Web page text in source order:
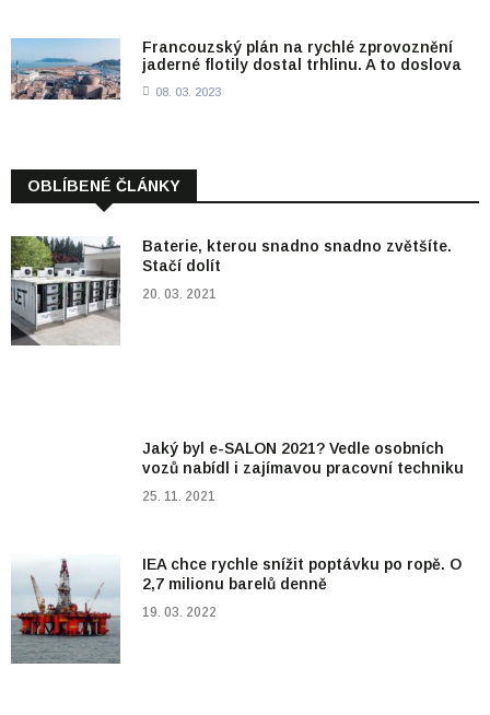
Francouzský plán na rychlé zprovoznění
jaderné flotily dostal trhlinu. A to doslova
08. 03. 2023
OBLÍBENÉ ČLÁNKY
Baterie, kterou snadno snadno zvětšíte.
Stačí dolít
20. 03. 2021
Jaký byl e-SALON 2021? Vedle osobních
vozů nabídl i zajímavou pracovní techniku
25. 11. 2021
IEA chce rychle snížit poptávku po ropě. O
2,7 milionu barelů denně
19. 03. 2022